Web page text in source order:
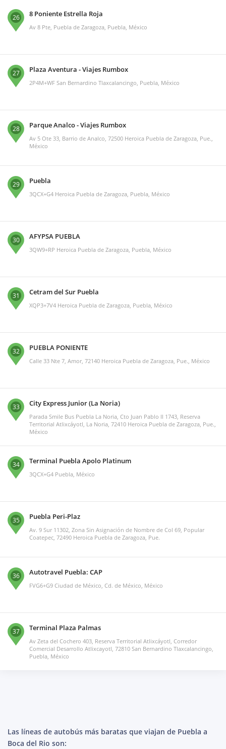
26 8 Poniente Estrella Roja
Av 8 Pte, Puebla de Zaragoza, Puebla, México
27 Plaza Aventura - Viajes Rumbox
2P4M+WF San Bernardino Tlaxcalancingo, Puebla, México
28 Parque Analco - Viajes Rumbox
Av 5 Ote 33, Barrio de Analco, 72500 Heroica Puebla de Zaragoza, Pue.,
México
29 Puebla
3QCX+G4 Heroica Puebla de Zaragoza, Puebla, México
30 AFYPSA PUEBLA
3QW9+RP Heroica Puebla de Zaragoza, Puebla, México
31 Cetram del Sur Puebla
XQP3+7V4 Heroica Puebla de Zaragoza, Puebla, México
32 PUEBLA PONIENTE
Calle 33 Nte 7, Amor, 72140 Heroica Puebla de Zaragoza, Pue., México
33 City Express Junior (La Noria)
Parada Smile Bus Puebla La Noria, Cto Juan Pablo II 1743, Reserva
Territorial Atlixcáyotl, La Noria, 72410 Heroica Puebla de Zaragoza, Pue.,
México
34 Terminal Puebla Apolo Platinum
3QCX+G4 Puebla, México
35 Puebla Peri-Plaz
Av. 9 Sur 11302, Zona Sin Asignación de Nombre de Col 69, Popular
Coatepec, 72490 Heroica Puebla de Zaragoza, Pue.
36 Autotravel Puebla: CAP
FVG6+G9 Ciudad de México, Cd. de México, México
37 Terminal Plaza Palmas
Av Zeta del Cochero 403, Reserva Territorial Atlixcáyotl, Corredor
Comercial Desarrollo Atlixcayotl, 72810 San Bernardino Tlaxcalancingo,
Puebla, México
Las líneas de autobús más baratas que viajan de Puebla a
Boca del Rio son: